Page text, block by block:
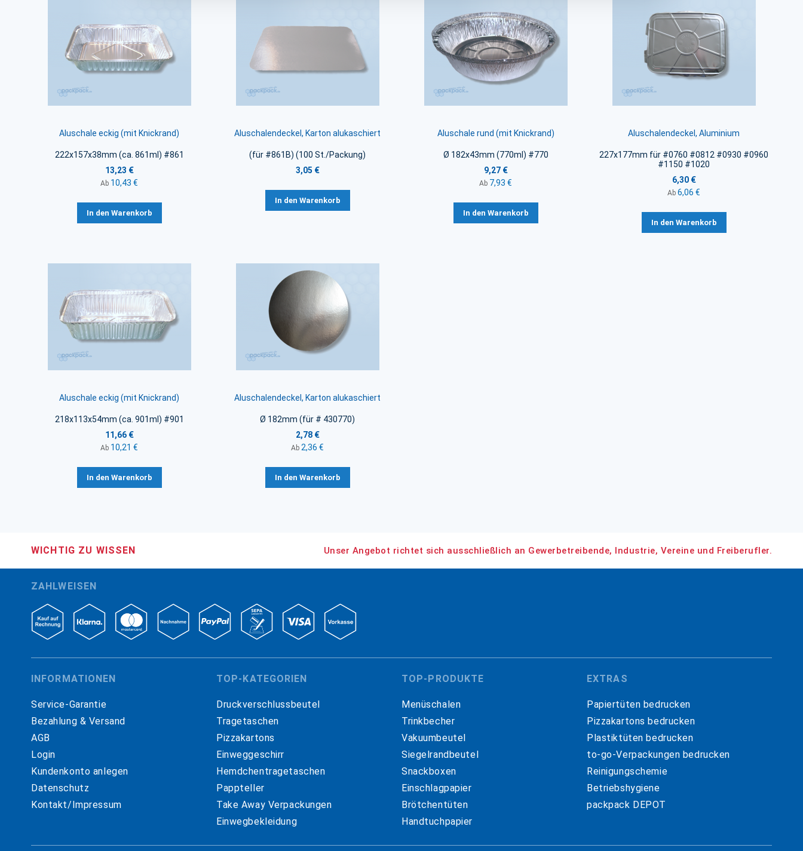
Aluschale eckig (mit Knickrand)
222x157x38mm (ca. 861ml) #861
13,23 €
Ab 10,43 €
In den Warenkorb
Aluschalendeckel, Karton alukaschiert
(für #861B) (100 St./Packung)
3,05 €
In den Warenkorb
Aluschale rund (mit Knickrand)
Ø 182x43mm (770ml) #770
9,27 €
Ab 7,93 €
In den Warenkorb
Aluschalendeckel, Aluminium
227x177mm für #0760 #0812 #0930 #0960
#1150 #1020
6,30 €
Ab 6,06 €
In den Warenkorb
Aluschale eckig (mit Knickrand)
218x113x54mm (ca. 901ml) #901
11,66 €
Ab 10,21 €
In den Warenkorb
Aluschalendeckel, Karton alukaschiert
Ø 182mm (für # 430770)
2,78 €
Ab 2,36 €
In den Warenkorb
WICHTIG ZU WISSEN Unser Angebot richtet sich ausschließlich an Gewerbetreibende, Industrie, Vereine und Freiberufler.
ZAHLWEISEN
INFORMATIONEN
Service-Garantie
Bezahlung & Versand
AGB
Login
Kundenkonto anlegen
Datenschutz
Kontakt/Impressum
TOP-KATEGORIEN
Druckverschlussbeutel
Tragetaschen
Pizzakartons
Einweggeschirr
Hemdchentragetaschen
Pappteller
Take Away Verpackungen
Einwegbekleidung
TOP-PRODUKTE
Menüschalen
Trinkbecher
Vakuumbeutel
Siegelrandbeutel
Snackboxen
Einschlagpapier
Brötchentüten
Handtuchpapier
EXTRAS
Papiertüten bedrucken
Pizzakartons bedrucken
Plastiktüten bedrucken
to-go-Verpackungen bedrucken
Reinigungschemie
Betriebshygiene
packpack DEPOT